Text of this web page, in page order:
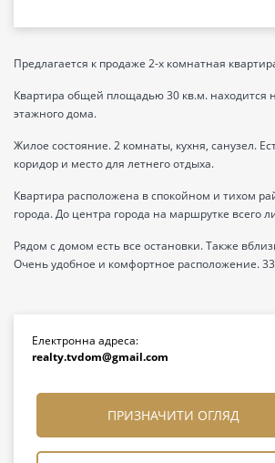
Предлагается к продаже 2-х комнатная
Квартира общей площадью 30 кв.м. находится
этажного дома.
Жилое состояние. 2 комнаты, кухня, санузел.
коридор и место для летнего отдыха.
Квартира расположена в спокойном и тихом
города. До центра города на маршрутке всего
Рядом с домом есть все остановки. Также
Очень удобное и комфортное расположение.
Електронна адреса:
realty.tvdom@gmail.com
ПРИЗНАЧИТИ ОГЛЯД